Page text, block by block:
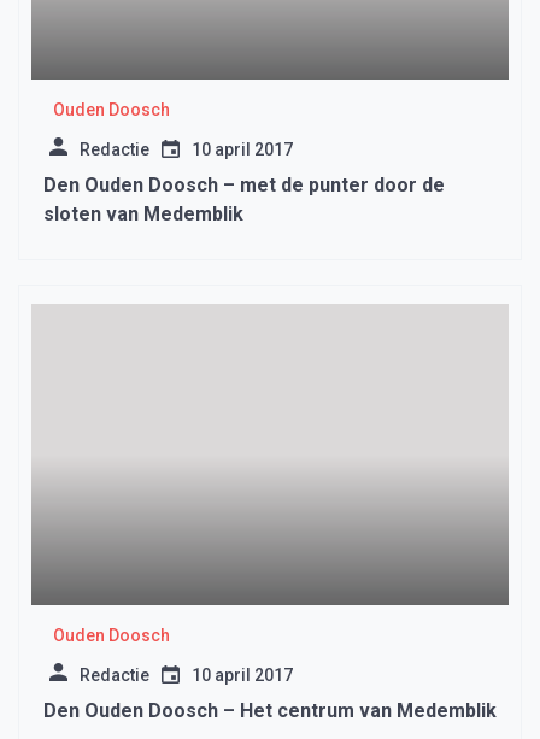
Ouden Doosch
Redactie 10 april 2017
Den Ouden Doosch – met de punter door de
sloten van Medemblik
Ouden Doosch
Redactie 10 april 2017
Den Ouden Doosch – Het centrum van Medemblik